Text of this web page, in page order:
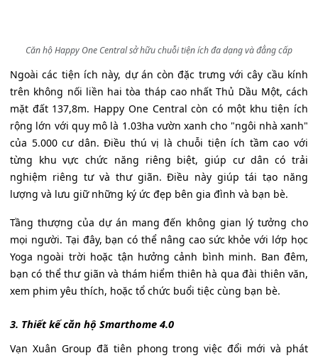
Căn hộ Happy One Central sở hữu chuỗi tiện ích đa dạng và đẳng cấp
Ngoài các tiện ích này, dự án còn đặc trưng với cây cầu kính
trên không nối liền hai tòa tháp cao nhất Thủ Dầu Một, cách
mặt đất 137,8m. Happy One Central còn có một khu tiện ích
rộng lớn với quy mô là 1.03ha vườn xanh cho "ngôi nhà xanh"
của 5.000 cư dân. Điều thú vị là chuỗi tiện ích tầm cao với
từng khu vực chức năng riêng biệt, giúp cư dân có trải
nghiệm riêng tư và thư giãn. Điều này giúp tái tạo năng
lượng và lưu giữ những ký ức đẹp bên gia đình và bạn bè.
Tầng thượng của dự án mang đến không gian lý tưởng cho
mọi người. Tại đây, bạn có thể nâng cao sức khỏe với lớp học
Yoga ngoài trời hoặc tận hưởng cảnh bình minh. Ban đêm,
bạn có thể thư giãn và thám hiểm thiên hà qua đài thiên văn,
xem phim yêu thích, hoặc tổ chức buổi tiệc cùng bạn bè.
3. Thiết kế căn hộ Smarthome 4.0
Vạn Xuân Group đã tiên phong trong việc đổi mới và phát